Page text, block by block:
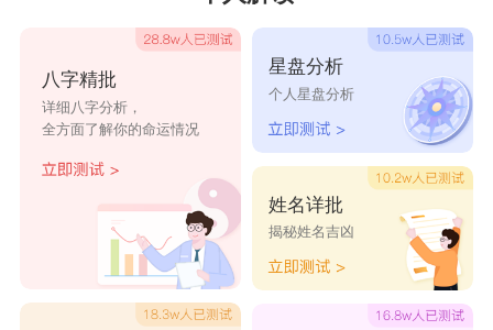
较旺的字女孩名字，表明孩子具有朝气蓬勃，洋溢
着青春和活力，年轻的时候，长得特别漂亮，性格
还非常活泼，长大之后相当勇敢，对于所有事物都
拥有好奇之心，可以沐浴在希望和喜悦之中。
溪清
这个名字有草有水，表明孩子的内心纯澈透明，犹
如清澈的溪流一般，可以一直奔涌迈向希望与美
好，同时表明她们人际关系很不错，还可以结识到
很多厉害的人，不管做什么事情，都可以得到身边
八字精批
详细八字分析，
全方面了解你的命运情况
星盘分析
个人星盘分析
姓名详批
揭秘姓名吉凶